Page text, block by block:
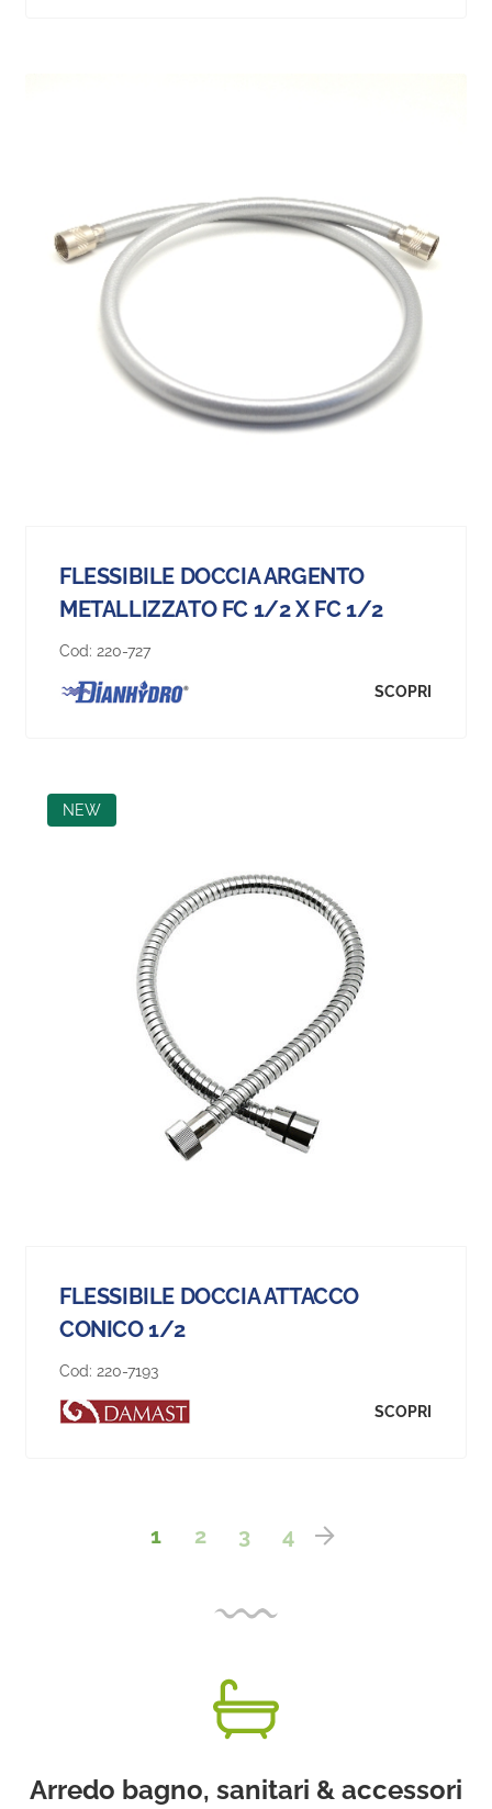
FLESSIBILE DOCCIA ARGENTO
METALLIZZATO FC 1/2 X FC 1/2
Cod: 220-727
SCOPRI
NEW
FLESSIBILE DOCCIA ATTACCO
CONICO 1/2
Cod: 220-7193
SCOPRI
1 2 3 4
Arredo bagno, sanitari & accessori